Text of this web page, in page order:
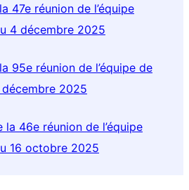
47e réunion de l’équipe
4 décembre 2025
95e réunion de l’équipe de
2025
46e réunion de l’équipe
16 octobre 2025